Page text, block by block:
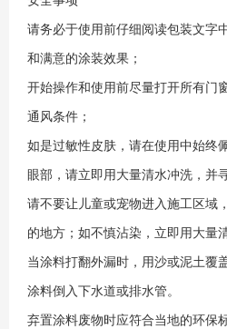
请务必于使用前仔细阅读包装文字
和满意的涂装效果；
开始操作和使用前尽量打开所有门
通风条件；
如是过敏性皮肤，请在使用中始终
眼部，请立即用大量清水冲洗，并
请不要让儿童或宠物进入施工区域
的地方；如不慎沾染， 立即用大量
当涂料打翻外漏时，用沙或泥土覆
涂料倒入下水道或排水管。
弃置涂料废物时应符合当地的环保